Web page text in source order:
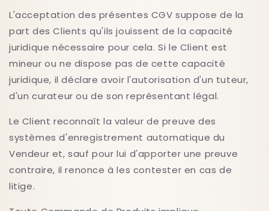
L'acceptation des présentes CGV suppose de la
part des Clients qu'ils jouissent de la capacité
juridique nécessaire pour cela. Si le Client est
mineur ou ne dispose pas de cette capacité
juridique, il déclare avoir l'autorisation d'un tuteur,
d'un curateur ou de son représentant légal.
Le Client reconnaît la valeur de preuve des
systèmes d'enregistrement automatique du
Vendeur et, sauf pour lui d'apporter une preuve
contraire, il renonce à les contester en cas de
litige.